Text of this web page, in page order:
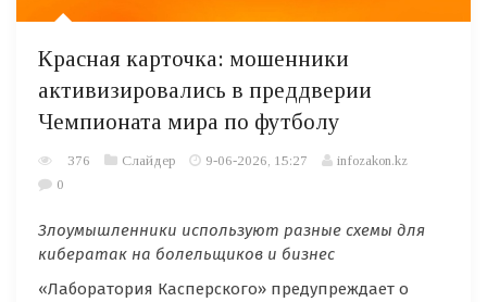
Красная карточка: мошенники
активизировались в преддверии
Чемпионата мира по футболу
376 Слайдер 9-06-2026, 15:27
infozakon.kz
0
Злоумышленники используют разные схемы для
кибератак на болельщиков и бизнес
«Лаборатория Касперского» предупреждает о